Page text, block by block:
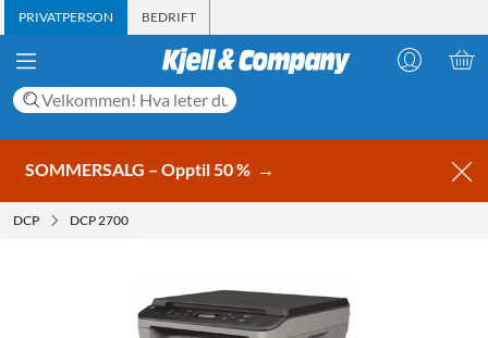
PRIVATPERSON BEDRIFT
SOMMERSALG – Opptil 50 % →
DCP DCP 2700